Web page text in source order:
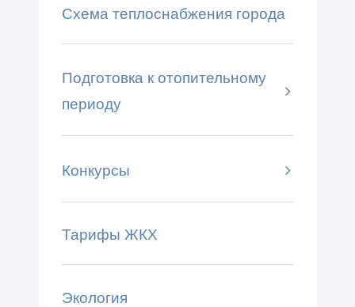
Схема теплоснабжения города
Подготовка к отопительному
периоду
Конкурсы
Тарифы ЖКХ
Экология